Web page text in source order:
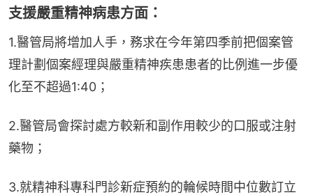
支援嚴重精神病患方面：
1.醫管局將增加人手，務求在今年第四季前把個案管
理計劃個案經理與嚴重精神疾患患者的比例進一步優
化至不超過1:40；
2.醫管局會探討處方較新和副作用較少的口服或注射
藥物；
3.就精神科專科門診新症預約的輪候時間中位數訂立